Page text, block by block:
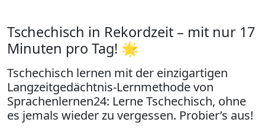
Tschechisch in Rekordzeit – mit nur 17
Minuten pro Tag! 🌟
Tschechisch lernen mit der einzigartigen
Langzeitgedächtnis-Lernmethode von
Sprachenlernen24: Lerne Tschechisch, ohne
es jemals wieder zu vergessen. Probier’s aus!